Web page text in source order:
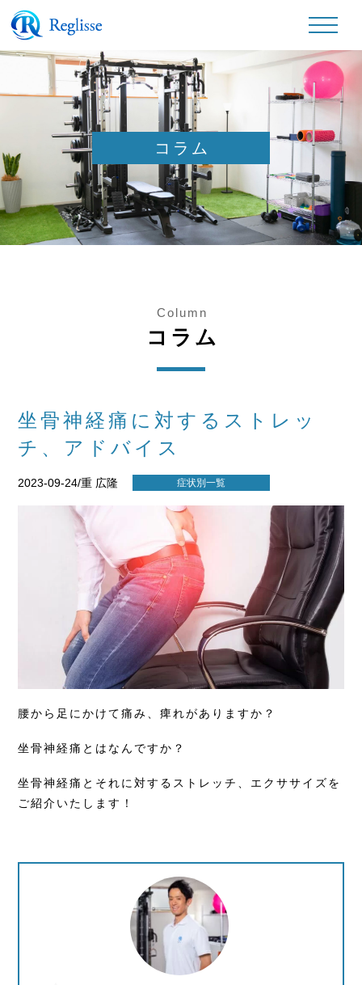
コラム
Column
コラム
坐骨神経痛に対するストレッ
チ、アドバイス
2023-09-24/重 広隆 症状別一覧
腰から足にかけて痛み、痺れがありますか？
坐骨神経痛とはなんですか？
坐骨神経痛とそれに対するストレッチ、エクササイズを
ご紹介いたします！